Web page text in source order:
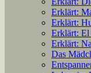
Erklärt:
Erklärt:
Erklärt:
Erklärt:
Das